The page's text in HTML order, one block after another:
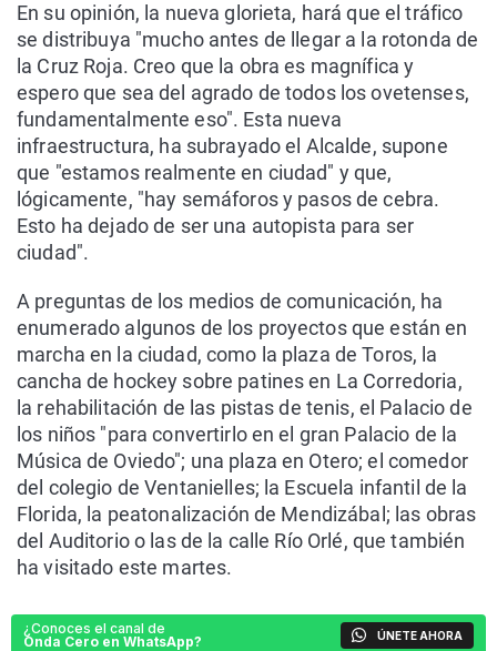
En su opinión, la nueva glorieta, hará que el tráfico
se distribuya "mucho antes de llegar a la rotonda de
la Cruz Roja. Creo que la obra es magnífica y
espero que sea del agrado de todos los ovetenses,
fundamentalmente eso". Esta nueva
infraestructura, ha subrayado el Alcalde, supone
que "estamos realmente en ciudad" y que,
lógicamente, "hay semáforos y pasos de cebra.
Esto ha dejado de ser una autopista para ser
ciudad".
A preguntas de los medios de comunicación, ha
enumerado algunos de los proyectos que están en
marcha en la ciudad, como la plaza de Toros, la
cancha de hockey sobre patines en La Corredoria,
la rehabilitación de las pistas de tenis, el Palacio de
los niños "para convertirlo en el gran Palacio de la
Música de Oviedo"; una plaza en Otero; el comedor
del colegio de Ventanielles; la Escuela infantil de la
Florida, la peatonalización de Mendizábal; las obras
del Auditorio o las de la calle Río Orlé, que también
ha visitado este martes.
¿Conoces el canal de
Onda Cero en WhatsApp?
ÚNETE AHORA